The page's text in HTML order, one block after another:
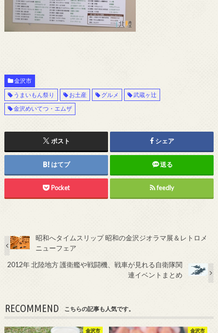
金沢市
うまいもん祭り
お土産 グルメ
武蔵ヶ辻
金沢めいてつ・エムザ
ポスト シェア
はてブ 送る
Pocket feedly
昭和へタイムスリップ 昭和の金沢ジオラマ展＆レトロメ
ニューフェア
2012年 北陸地方 護衛艦や戦闘機、戦車が見れる自衛隊関
連イベントまとめ
RECOMMEND こちらの記事も人気です。
金沢市 金沢市